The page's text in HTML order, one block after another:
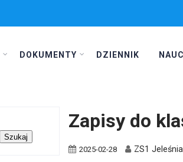
DOKUMENTY DZIENNIK
Szukaj
Zapisy do
2025-02-28 ZS1 Jeleśnia